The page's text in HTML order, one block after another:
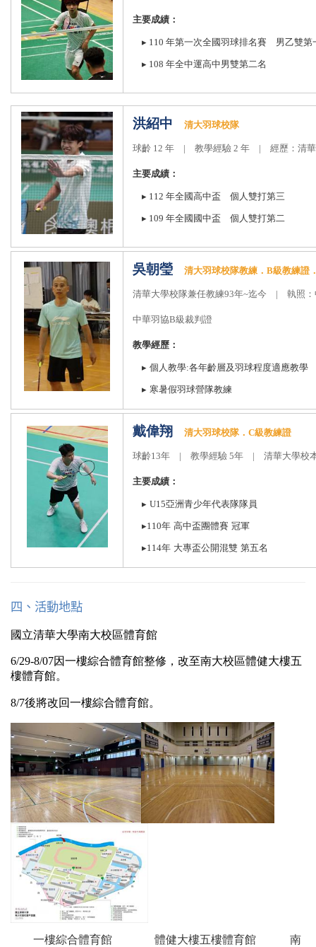
主要成績：
▸ 110 年第一次全國羽球排名賽 男乙雙第
▸ 108 年全中運高中男雙第二名
洪紹中 清大羽球校隊
球齡 12 年 | 教學經驗 2 年 | 經歷：清
主要成績：
▸ 112 年全國高中盃 個人雙打第三
▸ 109 年全國國中盃 個人雙打第二
吳朝瑩 清大羽球校隊教練． B級教練證
清華大學校隊兼任教練93年~迄今 | 執照：
中華羽協B級裁判證
教學經歷：
▸ 個人教學:各年齡層及羽球程度適應教學
▸ 寒暑假羽球營隊教練
戴偉翔 清大羽球校隊． C級教練證
球齡13年 | 教學經驗 5年 | 清華大學校
主要成績：
▸ U15亞洲青少年代表隊隊員
▸110年 高中盃團體賽 冠軍
▸114年 大專盃公開混雙 第五名
四、活動地點
國立清華大學南大校區體育館
6/29-8/07因一樓綜合體育館整修，改至南大校區體健大樓五
樓體育館。
8/7後將改回一樓綜合體育館。
一樓綜合體育館 體健大樓五樓體育館 南